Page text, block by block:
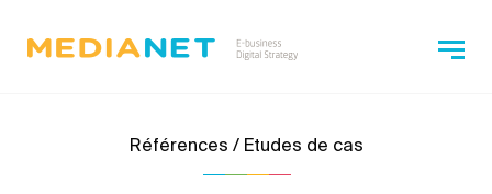
Références / Etudes de cas